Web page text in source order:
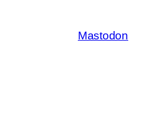
Mastodon